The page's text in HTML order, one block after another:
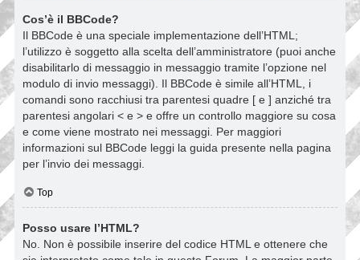
Cos’è il BBCode?
Il BBCode è una speciale implementazione dell’HTML;
l’utilizzo è soggetto alla scelta dell’amministratore (puoi anche
disabilitarlo di messaggio in messaggio tramite l’opzione nel
modulo di invio messaggi). Il BBCode è simile all’HTML, i
comandi sono racchiusi tra parentesi quadre [ e ] anziché tra
parentesi angolari < e > e offre un controllo maggiore su cosa
e come viene mostrato nei messaggi. Per maggiori
informazioni sul BBCode leggi la guida presente nella pagina
per l’invio dei messaggi.
Top
Posso usare l’HTML?
No. Non è possibile inserire del codice HTML e ottenere che